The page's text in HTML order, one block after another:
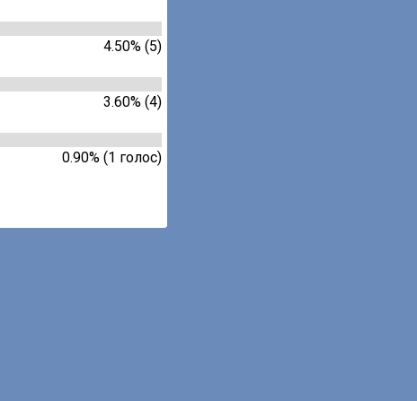
4.50% (5)
3.60% (4)
0.90% (1 голос)